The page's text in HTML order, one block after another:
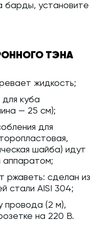
барды, установите
ТЭНА
жидкость;
куба
— 25 см);
для
шайба) идут
аппаратом;
ржаветь: сделан из
стали AISI 304;
провода (2 м),
на 220 В.